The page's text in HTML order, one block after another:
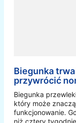
Biegunka
przywrócić
Biegunka
który może
funkcjonowanie.